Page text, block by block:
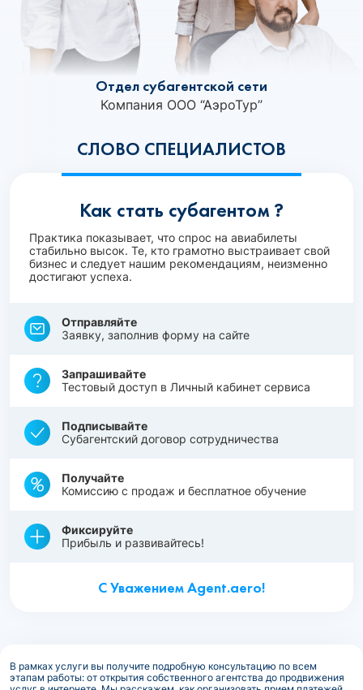
СЛОВО СПЕЦИАЛИСТОВ
Отдел субагентской сети
Компания ООО “АэроТур”
Как стать субагентом ?
Практика показывает, что спрос на авиабилеты
стабильно высок. Те, кто грамотно выстраивает свой
бизнес и следует нашим рекомендациям, неизменно
достигают успеха.
Отправляйте
Заявку, заполнив форму на сайте
Запрашивайте
Тестовый доступ в Личный кабинет сервиса
Подписывайте
Субагентский договор сотрудничества
Получайте
Комиссию с продаж и бесплатное обучение
Фиксируйте
Прибыль и развивайтесь!
С Уважением Agent.aero!
В рамках услуги вы получите подробную консультацию по всем
этапам работы: от открытия собственного агентства до продвижения